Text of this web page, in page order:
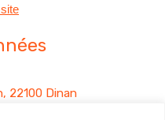
22100 Dinan